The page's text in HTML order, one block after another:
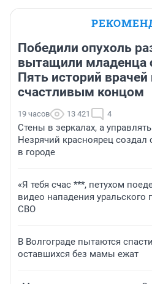
Победили опухоль
вытащили младенца
Пять историй
счастливым концом
19 часов 13 421 4
Стены в зеркалах, а
Незрячий красноярец
в городе
«Я тебя счас ***, петухом
видео нападения уральского
СВО
В Волгограде пытаются
оставшихся без мамы ежат